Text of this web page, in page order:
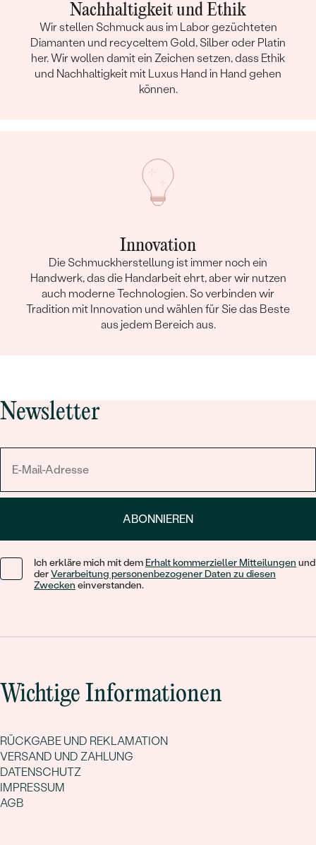
Nachhaltigkeit und Ethik
Wir stellen Schmuck aus im Labor gezüchteten
Diamanten und recyceltem Gold, Silber oder Platin
her. Wir wollen damit ein Zeichen setzen, dass Ethik
und Nachhaltigkeit mit Luxus Hand in Hand gehen
können.
Innovation
Die Schmuckherstellung ist immer noch ein
Handwerk, das die Handarbeit ehrt, aber wir nutzen
auch moderne Technologien. So verbinden wir
Tradition mit Innovation und wählen für Sie das Beste
aus jedem Bereich aus.
Newsletter
ABONNIEREN
Ich erkläre mich mit dem Erhalt kommerzieller Mitteilungen und
derVerarbeitung personenbezogener Daten zu diesen
Zwecken einverstanden.
Wichtige Informationen
RÜCKGABE UND REKLAMATION
VERSAND UND ZAHLUNG
DATENSCHUTZ
IMPRESSUM
AGB